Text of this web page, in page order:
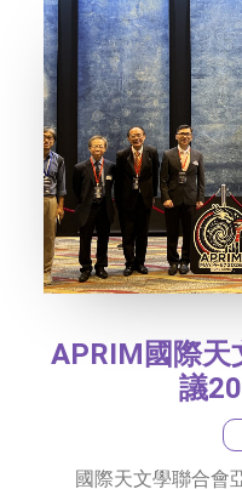
字型大小
APRIM國際天
議
國際天文學聯合會